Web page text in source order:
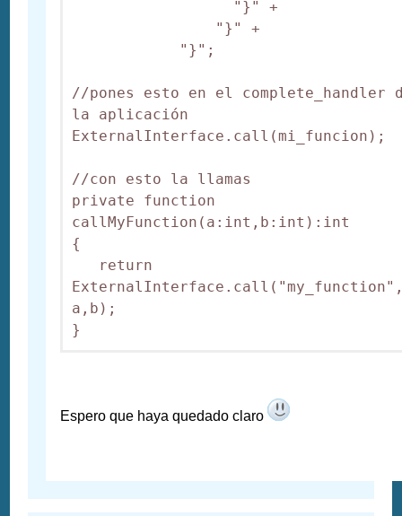
"}" +
"}" +
"}";
//pones esto en el complete_handler
la aplicación
ExternalInterface.call(mi_funcion);
//con esto la llamas
private function
callMyFunction(a:int,b:int):int
{
return
a,b);
Espero que haya quedado claro